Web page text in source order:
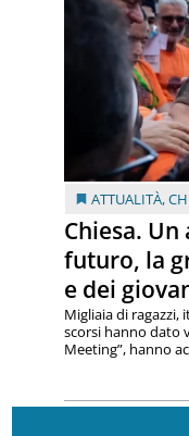
ATTUALITÀ,
Chiesa.
futuro, la
e dei
Migliaia di ragazzi,
scorsi hanno dato
Meeting”, hanno